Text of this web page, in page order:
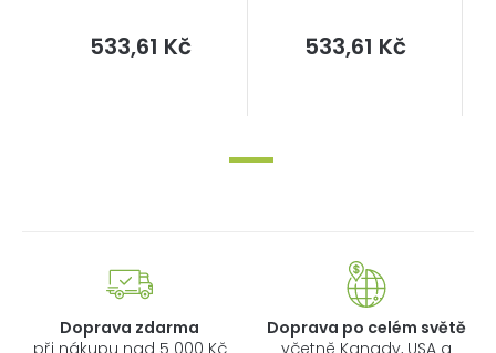
533,61 Kčcena:
533,61 Kčcena:
Doprava zdarma
při nákupu nad 5 000 Kč
Doprava po celém světě
včetně Kanady, USA a